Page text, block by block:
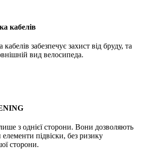
кабелів
забезпечує захист від бруду, та
вид велосипеда.
з однієї сторони. Вони дозволяють
елементи підвіски, без ризику
сторони.